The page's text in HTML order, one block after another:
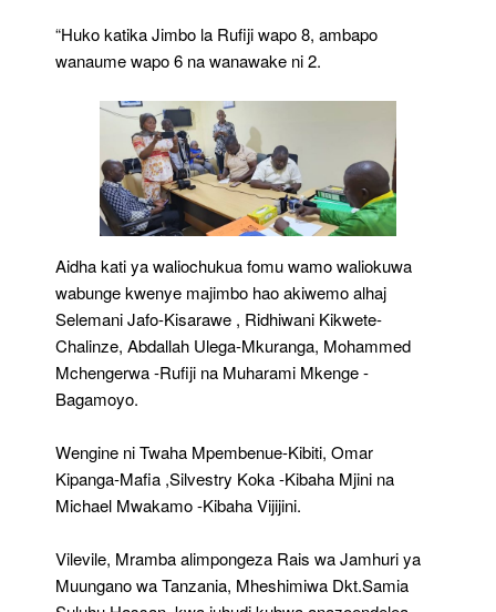
“Huko katika Jimbo la Rufiji wapo 8, ambapo
wanaume wapo 6 na wanawake ni 2.
Aidha kati ya waliochukua fomu wamo waliokuwa
wabunge kwenye majimbo hao akiwemo alhaj
Selemani Jafo-Kisarawe , Ridhiwani Kikwete-
Chalinze, Abdallah Ulega-Mkuranga, Mohammed
Mchengerwa -Rufiji na Muharami Mkenge -
Bagamoyo.
Wengine ni Twaha Mpembenue-Kibiti, Omar
Kipanga-Mafia ,Silvestry Koka -Kibaha Mjini na
Michael Mwakamo -Kibaha Vijijini.
Vilevile, Mramba alimpongeza Rais wa Jamhuri ya
Muungano wa Tanzania, Mheshimiwa Dkt.Samia